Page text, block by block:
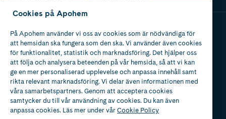
Apotek med tillstånd
av Läkemedelsverket
2024
Cookies på Apohem
På Apohem använder vi oss av cookies som är nödvändiga för
att hemsidan ska fungera som den ska. Vi använder även cookies
för funktionalitet, statistik och marknadsföring. Det hjälper oss
att följa och analysera beteenden på vår hemsida, så att vi kan
ge en mer personaliserad upplevelse och anpassa innehåll samt
rikta relevant marknadsföring. Vi delar även informationen med
våra samarbetspartners. Genom att acceptera cookies
samtycker du till vår användning av cookies. Du kan även
anpassa cookies. Läs mer under vårCookie Policy